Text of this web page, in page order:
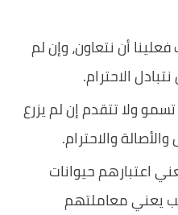
أن نتعاون، وإن لم
الاحترام.
ولا تتقدم إن لم يزرع
والاحترام.
اعتبارهم حيوانات
يعني معاملتهم